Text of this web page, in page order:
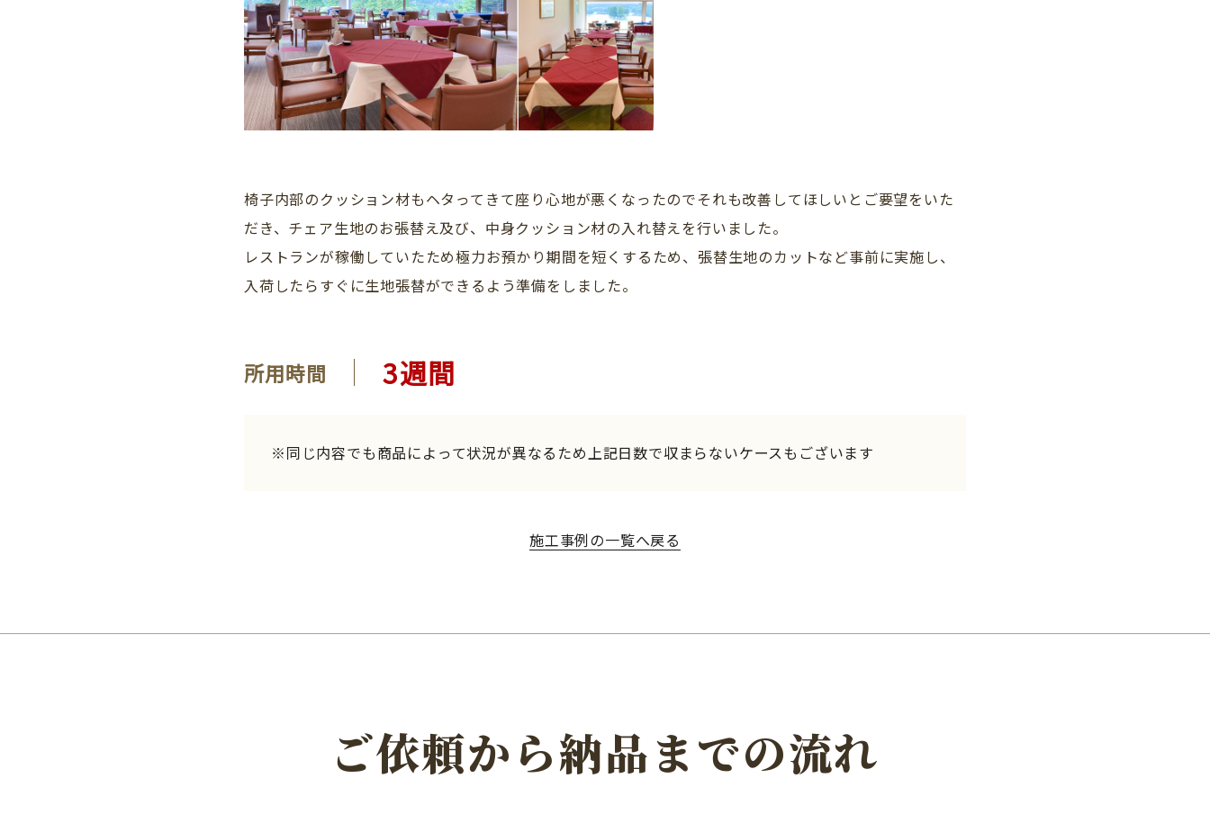
椅子内部のクッション材もヘタってきて座り心地が悪くなったのでそれも改善してほしいとご要望をいた
だき、チェア生地のお張替え及び、中身クッション材の入れ替えを行いました。
レストランが稼働していたため極力お預かり期間を短くするため、張替生地のカットなど事前に実施し、
入荷したらすぐに生地張替ができるよう準備をしました。
所用時間 3週間
※同じ内容でも商品によって状況が異なるため上記日数で収まらないケースもございます
施工事例の一覧へ戻る
ご依頼から納品までの流れ